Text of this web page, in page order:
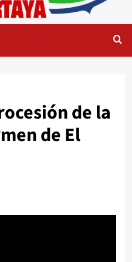
de la
de El